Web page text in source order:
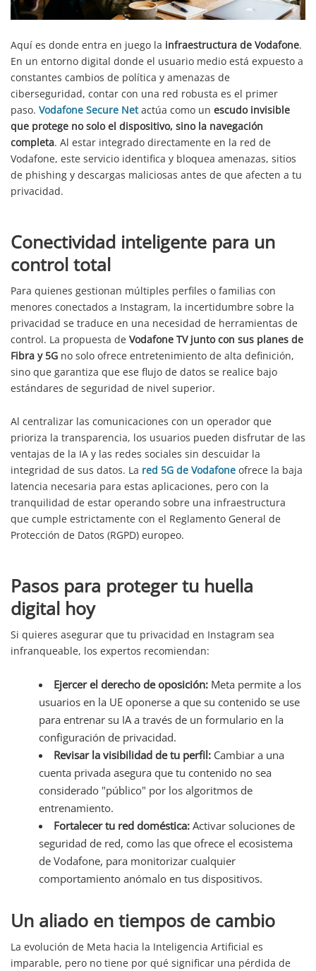
Aquí es donde entra en juego la infraestructura de Vodafone.
En un entorno digital donde el usuario medio está expuesto a
constantes cambios de política y amenazas de
ciberseguridad, contar con una red robusta es el primer
paso. Vodafone Secure Netactúa como un escudo invisible
que protege no solo el dispositivo, sino la navegación
completa. Al estar integrado directamente en la red de
Vodafone, este servicio identifica y bloquea amenazas, sitios
de phishing y descargas maliciosas antes de que afecten a tu
privacidad.
Conectividad inteligente para un
control total
Para quienes gestionan múltiples perfiles o familias con
menores conectados a Instagram, la incertidumbre sobre la
privacidad se traduce en una necesidad de herramientas de
control. La propuesta de Vodafone TV junto con sus planes de
Fibra y 5G no solo ofrece entretenimiento de alta definición,
sino que garantiza que ese flujo de datos se realice bajo
estándares de seguridad de nivel superior.
Al centralizar las comunicaciones con un operador que
prioriza la transparencia, los usuarios pueden disfrutar de las
ventajas de la IA y las redes sociales sin descuidar la
integridad de sus datos. La red 5G de Vodafone ofrece la baja
latencia necesaria para estas aplicaciones, pero con la
tranquilidad de estar operando sobre una infraestructura
que cumple estrictamente con el Reglamento General de
Protección de Datos (RGPD) europeo.
Pasos para proteger tu huella
digital hoy
Si quieres asegurar que tu privacidad en Instagram sea
infranqueable, los expertos recomiendan:
Ejercer el derecho de oposición: Meta permite a los
usuarios en la UE oponerse a que su contenido se use
para entrenar su IA a través de un formulario en la
configuración de privacidad.
Revisar la visibilidad de tu perfil: Cambiar a una
cuenta privada asegura que tu contenido no sea
considerado "público" por los algoritmos de
entrenamiento.
Fortalecer tu red doméstica: Activar soluciones de
seguridad de red, como las que ofrece el ecosistema
de Vodafone, para monitorizar cualquier
comportamiento anómalo en tus dispositivos.
Un aliado en tiempos de cambio
La evolución de Meta hacia la Inteligencia Artificial es
imparable, pero no tiene por qué significar una pérdida de